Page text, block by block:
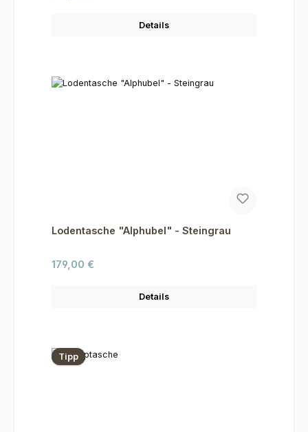
Details
Lodentasche "Alphubel" - Steingrau
Regulärer Preis:
179,00 €
Details
Tipp